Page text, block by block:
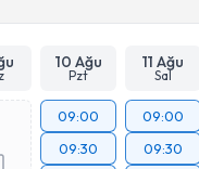
10 Ağu
Pzt
11 Ağu
Sal
09:00
09:30
09:00
09:30